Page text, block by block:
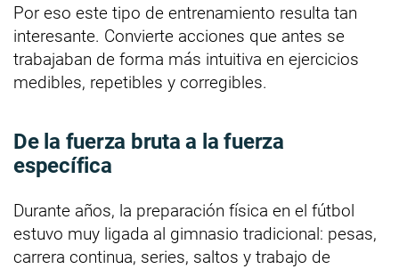
Por eso este tipo de entrenamiento resulta tan
interesante. Convierte acciones que antes se
trabajaban de forma más intuitiva en ejercicios
medibles, repetibles y corregibles.
De la fuerza bruta a la fuerza
específica
Durante años, la preparación física en el fútbol
estuvo muy ligada al gimnasio tradicional: pesas,
carrera continua, series, saltos y trabajo de